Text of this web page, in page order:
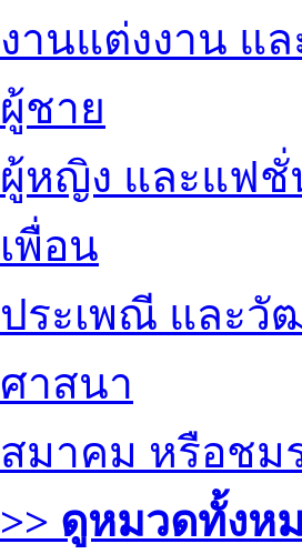
งานแต่งงาน แ
ผู้ชาย
ผู้หญิง และแฟชั่
เพื่อน
ประเพณี และวั
ศาสนา
สมาคม หรือชม
>> ดูหมวดทั้งห